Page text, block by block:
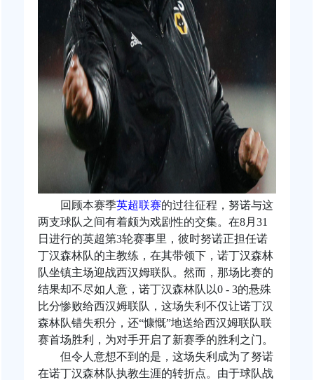
回顾本赛季英超联赛的过往征程，努诺与这
两支球队之间有着颇为戏剧性的交集。在8月31
日进行的英超第3轮赛事里，彼时努诺正担任诺
丁汉森林队的主教练，在其带领下，诺丁汉森林
队坐镇主场迎战西汉姆联队。然而，那场比赛的
结果却不尽如人意，诺丁汉森林队以0 - 3的悬殊
比分惨败给西汉姆联队，这场失利不仅让诺丁汉
森林队错失积分，还“慷慨”地送给西汉姆联队联
赛首场胜利，为对手开启了新赛季的胜利之门。
但令人意想不到的是，这场失利成为了努诺
在诺丁汉森林队执教生涯的转折点。由于球队战